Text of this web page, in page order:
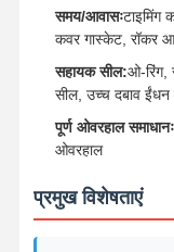
गुणवत्ता नियंत्रण
कोमात्सु खुदाई इंजन के
कैटरपिलर इंजन के
समय/आवासःटाइमिंग
कवर गास्केट, रॉकर
सहायक सील:ओ-रिंग,
सील, उच्च दबाव ईंधन
पूर्ण ओवरहाल समाधानः
ओवरहाल
प्रमुख विशेषताएं